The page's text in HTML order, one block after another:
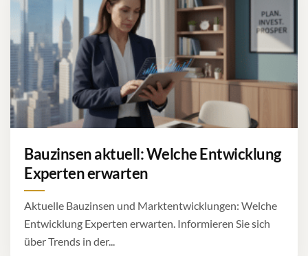
Bauzinsen aktuell: Welche Entwicklung
Experten erwarten
Aktuelle Bauzinsen und Marktentwicklungen: Welche
Entwicklung Experten erwarten. Informieren Sie sich
über Trends in der...